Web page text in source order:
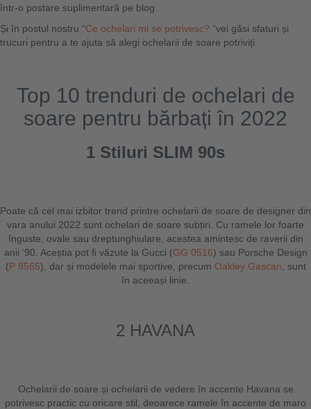
într-o postare suplimentară pe blog.
Și în postul nostru “Ce ochelari mi se potrivesc? “vei găsi sfaturi și
trucuri pentru a te ajuta să alegi ochelarii de soare potriviți.
Top 10 trenduri de ochelari de
soare pentru bărbați în 2022
1 Stiluri SLIM 90s
Poate că cel mai izbitor trend printre ochelarii de soare de designer din
vara anului 2022 sunt ochelari de soare subțiri. Cu ramele lor foarte
înguste, ovale sau dreptunghiulare, acestea amintesc de raverii din
anii ’90. Aceștia pot fi văzute la Gucci (GG 0516) sau Porsche Design
(P 8565), dar și modelele mai sportive, precum Oakley Gascan , sunt
în aceeași linie.
2 HAVANA
Ochelarii de soare și ochelarii de vedere în accente Havana se
potrivesc practic cu oricare stil, deoarece ramele în accente de maro